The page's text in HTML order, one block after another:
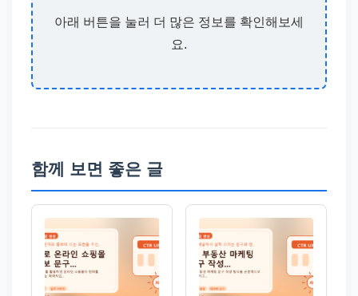
아래 버튼을 눌러 더 많은 정보를 확인해보세
요.
함께 보면 좋은 글